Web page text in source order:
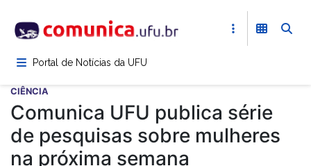
para
conteúdoPortal de Notícias da UFU
CIÊNCIA
Comunica UFU publica série
de pesquisas sobre mulheres
na próxima semana